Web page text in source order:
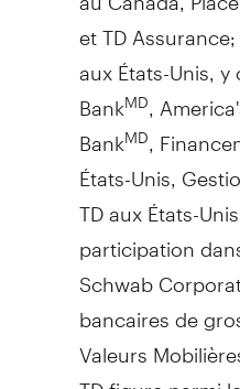
et TD
aux États-Unis,
BankMD ,
BankMD ,
États-Unis,
TD aux États-
participation
Schwab
bancaires de
Valeurs